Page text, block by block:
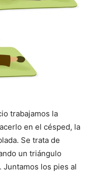
trabajamos la
en el césped, la
Se trata de
un triángulo
los pies al